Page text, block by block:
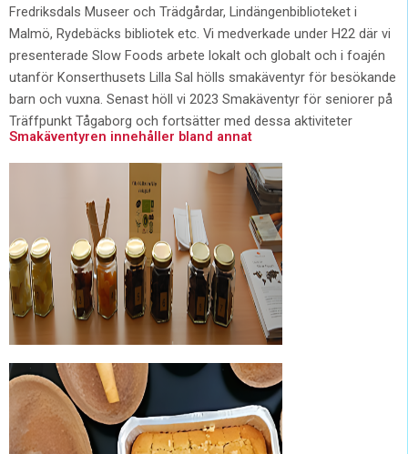
Fredriksdals Museer och Trädgårdar, Lindängenbiblioteket i
Malmö, Rydebäcks bibliotek etc. Vi medverkade under H22 där vi
presenterade Slow Foods arbete lokalt och globalt och i foajén
utanför Konserthusets Lilla Sal hölls smakäventyr för besökande
barn och vuxna. Senast höll vi 2023 Smakäventyr för seniorer på
Träffpunkt Tågaborg och fortsätter med dessa aktiviteter
Smakäventyren innehåller bland annat